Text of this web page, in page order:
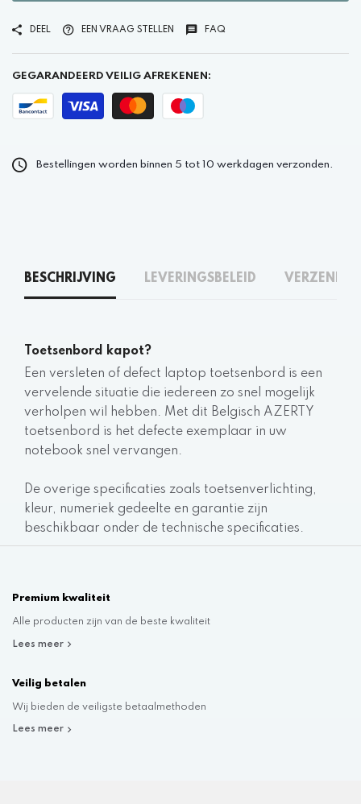
DEEL EEN VRAAG STELLEN FAQ
GEGARANDEERD VEILIG AFREKENEN:
Bestellingen worden binnen 5 tot 10 werkdagen verzonden.
BESCHRIJVING LEVERINGSBELEID
Toetsenbord kapot?
Een versleten of defect laptop toetsenbord is een
vervelende situatie die iedereen zo snel mogelijk
verholpen wil hebben. Met dit Belgisch AZERTY
toetsenbord is het defecte exemplaar in uw
notebook snel vervangen.
De overige specificaties zoals toetsenverlichting,
kleur, numeriek gedeelte en garantie zijn
beschikbaar onder de technische specificaties.
Premium kwaliteit
Alle producten zijn van de beste kwaliteit
Lees meer
Veilig betalen
Wij bieden de veiligste betaalmethoden
Lees meer